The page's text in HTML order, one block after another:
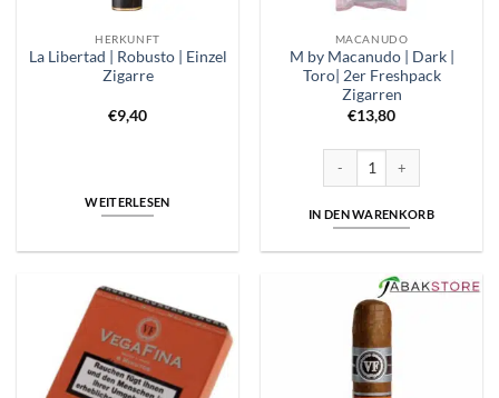
HERKUNFT
La Libertad | Robusto | Einzel
Zigarre
€9,40
WEITERLESEN
MACANUDO
M by Macanudo | Dark |
Toro| 2er Freshpack
Zigarren
€13,80
M by Macanudo | Dark |
IN DEN WARENKORB